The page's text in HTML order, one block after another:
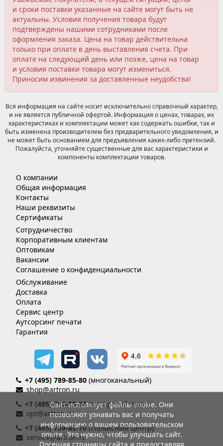
и сроки поставки указанные на сайте могут быть не
актуальны. Условия получения товара будут
подтверждены нашими сотрудниками после
оформления заказа. Цена на товар действительна
только при оплате в день выставления счета. При
оплате на следующий день или позже, цена на товар
и условия поставки товара могут измениться.
Приносим извинения за доставленные неудобства!
Вся информация на сайте носит исключительно справочный характер,
и не является публичной офертой. Информация о ценах, товарах, их
характеристиках и комплектации может как содержать ошибки, так и
быть изменена производителем без предварительного уведомления, и
не может быть основанием для предъявления каких-либо претензий.
Пожалуйста, уточняйте существенные для вас характеристики и
компоненты комплектации товаров.
О компании
Общая информация
Контакты
Наши реквизиты
Сертификаты
Сотрудничество
Корпоративным клиентам
Оптовикам
Вакансии
Соглашение о конфиденциальности
Обслуживание
Доставка
Оплата
Сервис центр
Аутсорсинг печати
Гарантия
+7 (495) 789-85-80 (многоканальный)
shop@artron.ru
+7 (495) 789-85-86(дилерский отдел)
opt@artron.ru
+7 (495) 789-85-70 (сервисный центр)
service@artron.ru
Сайт использует файлы cookie. Они
позволяют узнавать вас и получать
информацию о вашем пользовательском
опыте. Это нужно, чтобы улучшать сайт.